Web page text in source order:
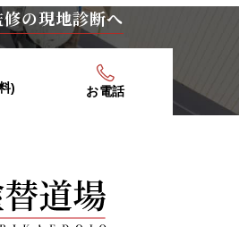
の現地診断へ
) お電話